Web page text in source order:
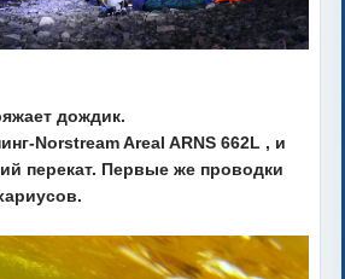
дождик.
Norstream Areal ARNS 662L , и
перекат. Первые же проводки